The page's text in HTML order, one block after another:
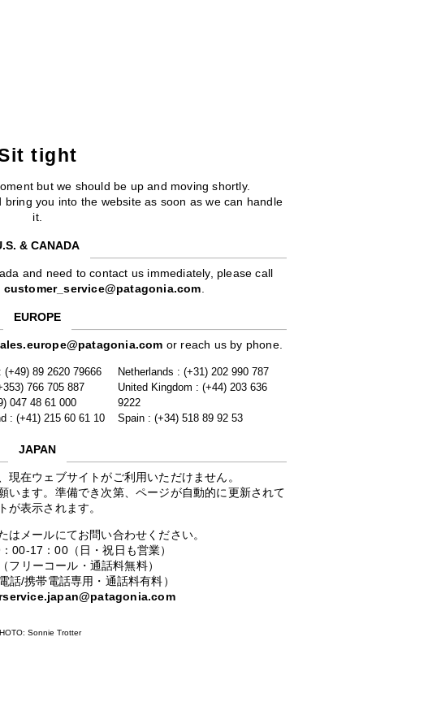
tight
but we should be up and moving shortly.
you into the website as soon as we can handle
it.
& CANADA
and need to contact us immediately, please call
customer_service@patagonia.com.
EUROPE
or reach us by phone.
(+49) 89 2620 79666
766 705 887
047 48 61 000
: (+41) 215 60 61 10
Netherlands : (+31) 202 990 787
United Kingdom : (+44) 203 636
9222
Spain : (+34) 518 89 92 53
JAPAN
現在ウェブサイトがご利用いただけません。
います。準備でき次第、ページが自動的に更新されて
が表示されます。
はメールにてお問い合わせください。
00-17：00（日・祝日も営業）
フリーコール・通話料無料）
話/携帯電話専用・通話料有料）
Sonnie Trotter